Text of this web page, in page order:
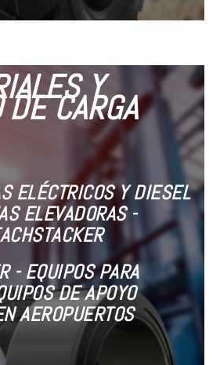
Y
CARGA
ELÉCTRICOS Y DIESEL
ELEVADORAS -
- EQUIPOS PARA
DE APOYO
AEROPUERTOS